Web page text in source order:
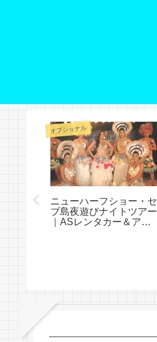
（運転
オプショナル
ニューハーフショー・セ
ブ島夜遊びナイトツアー
｜ASレンタカー＆アリ